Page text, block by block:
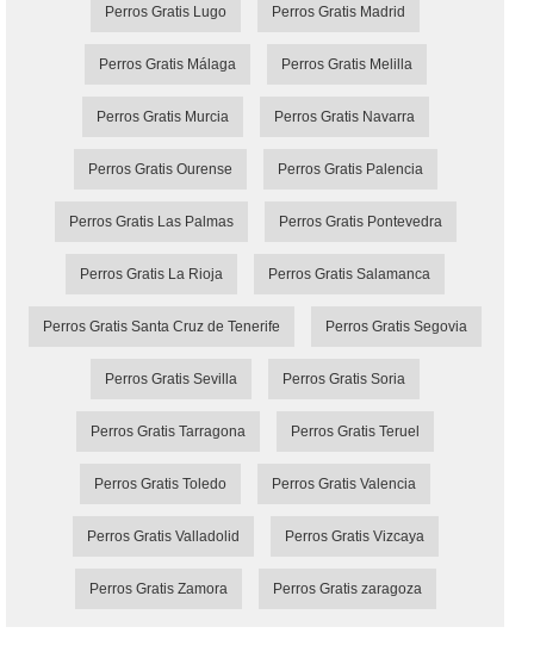
Perros Gratis Lugo Perros Gratis Madrid
Perros Gratis Málaga Perros Gratis Melilla
Perros Gratis Murcia Perros Gratis Navarra
Perros Gratis Ourense Perros Gratis Palencia
Perros Gratis Las Palmas Perros Gratis Pontevedra
Perros Gratis La Rioja Perros Gratis Salamanca
Perros Gratis Santa Cruz de Tenerife Perros Gratis Segovia
Perros Gratis Sevilla Perros Gratis Soria
Perros Gratis Tarragona Perros Gratis Teruel
Perros Gratis Toledo Perros Gratis Valencia
Perros Gratis Valladolid Perros Gratis Vizcaya
Perros Gratis Zamora Perros Gratis zaragoza